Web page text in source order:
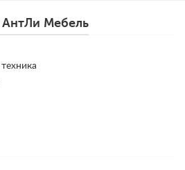
АнтЛи Мебель